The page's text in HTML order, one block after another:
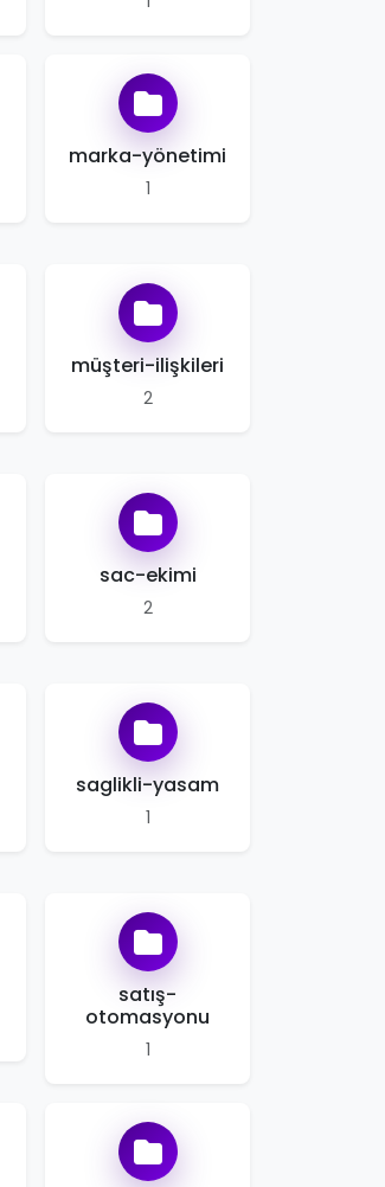
marka-yönetimi
1
müşteri-ilişkileri
2
sac-ekimi
2
saglikli-yasam
1
satış-
otomasyonu
1